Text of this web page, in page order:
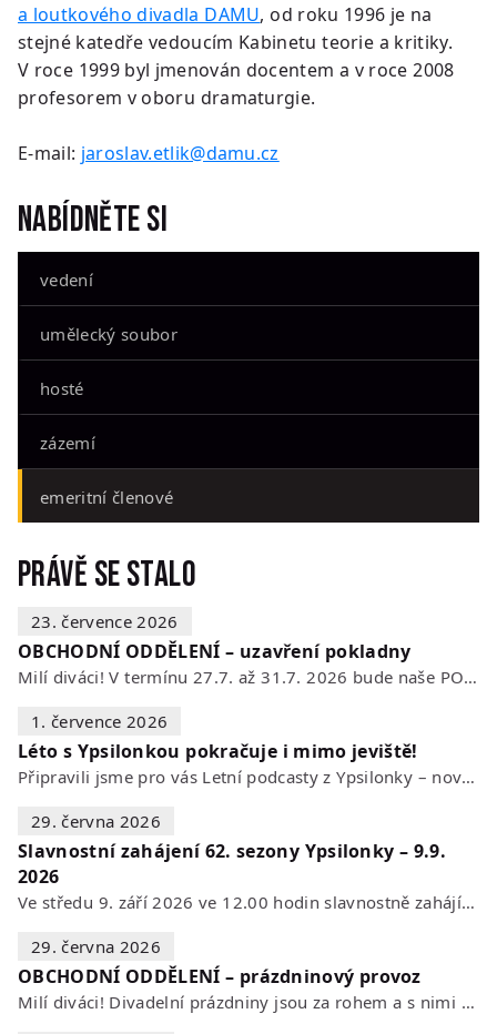
a loutkového divadla DAMU, od roku 1996 je na
stejné katedře vedoucím Kabinetu teorie a kritiky.
V roce 1999 byl jmenován docentem a v roce 2008
profesorem v oboru dramaturgie.
E-mail: jaroslav.etlik@damu.cz
Nabídněte si
vedení
umělecký soubor
hosté
zázemí
emeritní členové
Právě se stalo
23. července 2026
OBCHODNÍ ODDĚLENÍ – uzavření pokladny
Milí diváci! V termínu 27.7. až 31.7. 2026 bude naše POKLADNA z technických…
1. července 2026
Léto s Ypsilonkou pokračuje i mimo jeviště!
Připravili jsme pro vás Letní podcasty z Ypsilonky – novou sérii rozhovorů s…
29. června 2026
Slavnostní zahájení 62. sezony Ypsilonky – 9.9.
2026
Ve středu 9. září 2026 ve 12.00 hodin slavnostně zahájíme novou divadelní…
29. června 2026
OBCHODNÍ ODDĚLENÍ – prázdninový provoz
Milí diváci! Divadelní prázdniny jsou za rohem a s nimi se mění i otevírací…